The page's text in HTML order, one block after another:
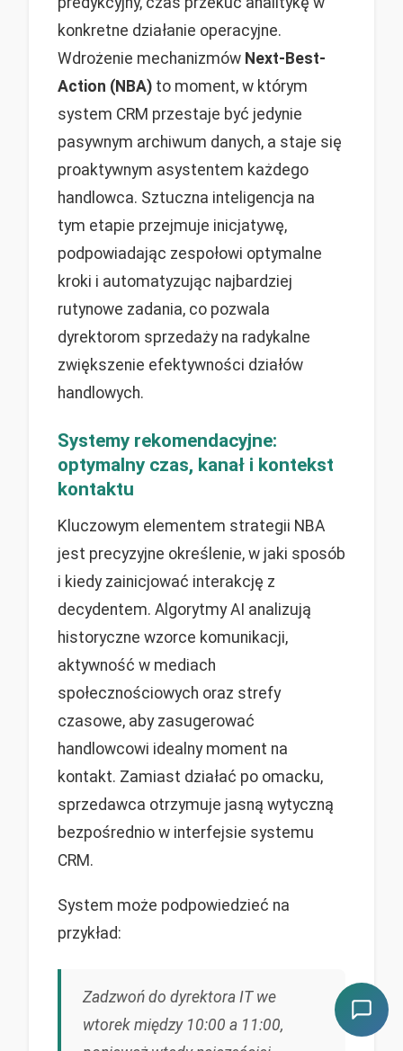
konkretne działanie operacyjne.
Wdrożenie mechanizmów Next-Best-
Action (NBA) to moment, w którym
system CRM przestaje być jedynie
pasywnym archiwum danych, a staje się
proaktywnym asystentem każdego
handlowca. Sztuczna inteligencja na
tym etapie przejmuje inicjatywę,
podpowiadając zespołowi optymalne
kroki i automatyzując najbardziej
rutynowe zadania, co pozwala
dyrektorom sprzedaży na radykalne
zwiększenie efektywności działów
handlowych.
Systemy rekomendacyjne:
optymalny czas, kanał i kontekst
kontaktu
Kluczowym elementem strategii NBA
jest precyzyjne określenie, w jaki sposób
i kiedy zainicjować interakcję z
decydentem. Algorytmy AI analizują
historyczne wzorce komunikacji,
aktywność w mediach
społecznościowych oraz strefy
czasowe, aby zasugerować
handlowcowi idealny moment na
kontakt. Zamiast działać po omacku,
sprzedawca otrzymuje jasną wytyczną
bezpośrednio w interfejsie systemu
CRM.
System może podpowiedzieć na
przykład:
Zadzwoń do dyrektora IT we
wtorek między 10:00 a 11:00,